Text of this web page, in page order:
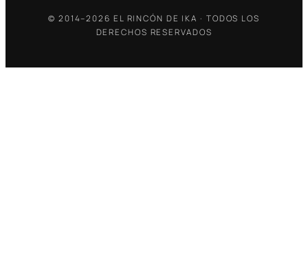
© 2014–2026 EL RINCÓN DE IKA · TODOS LOS
DERECHOS RESERVADOS